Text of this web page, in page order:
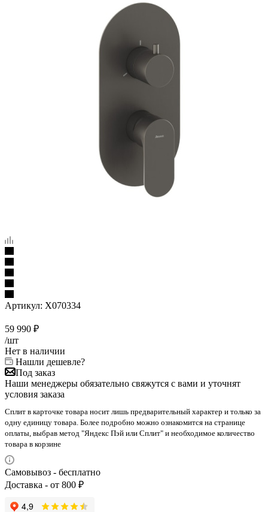
Артикул: X070334
59 990 ₽
/шт
Нет в наличии
Нашли дешевле?
Под заказ
Наши менеджеры обязательно свяжутся с вами и уточнят
условия заказа
Сплит в карточке товара носит лишь предварительный характер и только за
одну единицу товара. Более подробно можно ознакомится на странице
оплаты, выбрав метод "Яндекс Пэй или Сплит" и необходимое количество
товара в корзине
Самовывоз - бесплатно
Доставка - от 800 ₽